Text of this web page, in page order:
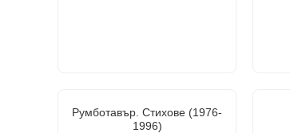
Румботавър. Стихове (1976-
1996)